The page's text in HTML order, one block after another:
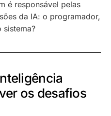
é responsável pelas
da IA: o programador,
os desafios